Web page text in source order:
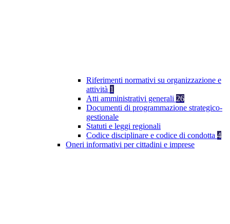
Riferimenti normativi su organizzazione e
attività 1
Atti amministrativi generali 26
Documenti di programmazione strategico-
gestionale
Statuti e leggi regionali
Codice disciplinare e codice di condotta 4
Oneri informativi per cittadini e imprese